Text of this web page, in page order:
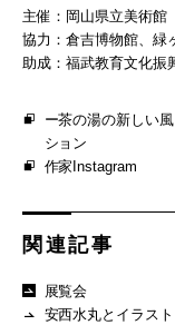
主催：岡山県立美術館
協力：倉吉博物館、緑
助成：福武教育文化振
ー茶の湯の新しい
ション
作家Instagram
関連記事
展覧会
安西水丸とイラス